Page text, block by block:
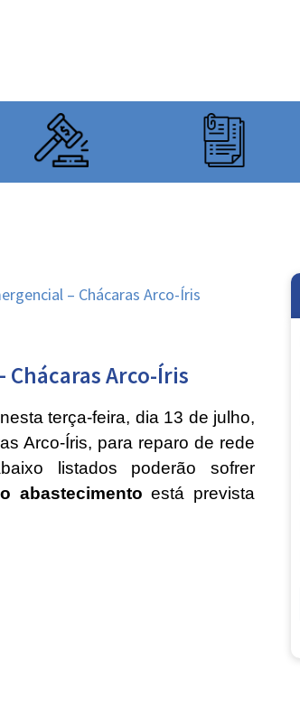
– Chácaras Arco-Íris
Arco-Íris
terça-feira, dia 13 de julho,
Arco-Íris, para reparo de rede
listados poderão sofrer
abastecimento está prevista